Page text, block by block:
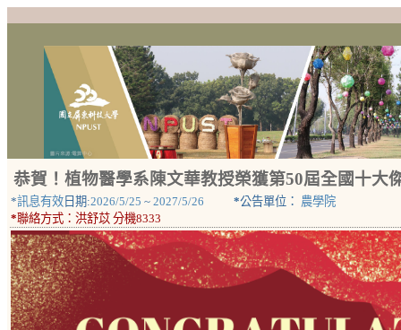
恭賀！植物醫學系陳文華教授榮獲第50屆全國十大
*訊息有效 日期:2026/5/25 ~ 2027/5/26 *公告單位： 農學院
*聯絡方式： 洪舒苡 分機8333